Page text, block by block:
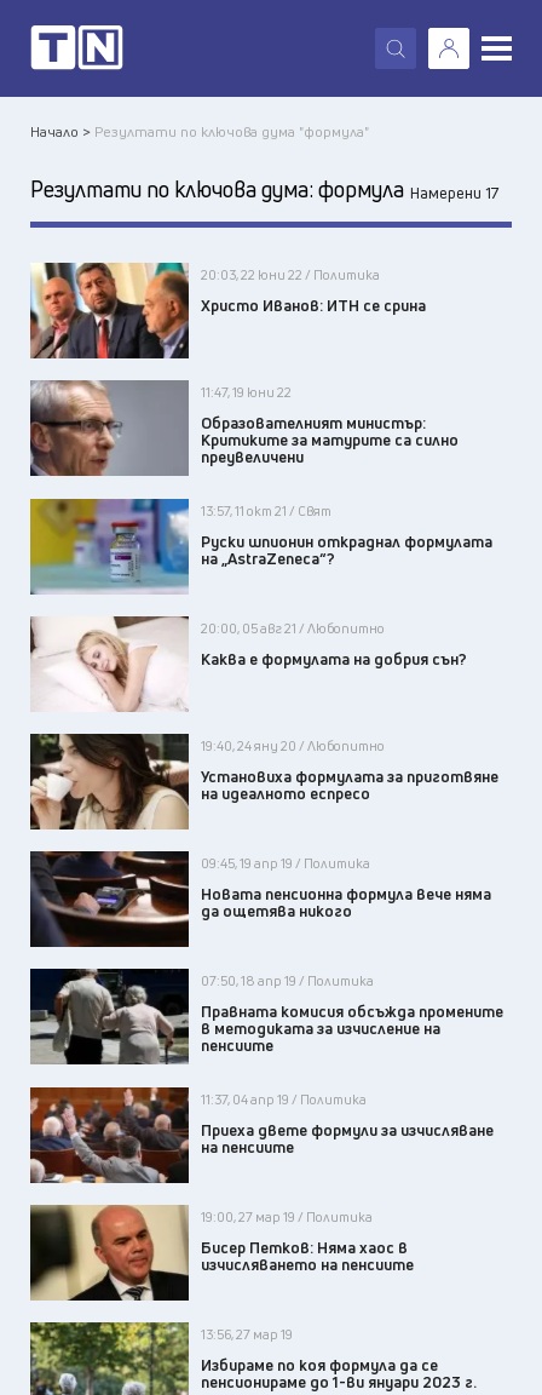
X
Начало > Резултати по ключова дума "формула"
Резултати по ключова дума: формула Намерени 17
20:03, 22 юни 22 / Политика
Христо Иванов: ИТН се срина
11:47, 19 юни 22
Образователният министър:
Критиките за матурите са силно
преувеличени
13:57, 11 окт 21 / Свят
Руски шпионин откраднал формулата
на „AstraZeneca“?
20:00, 05 авг 21 / Любопитно
Каква е формулата на добрия сън?
19:40, 24 яну 20 / Любопитно
Установиха формулата за приготвяне
на идеалното еспресо
09:45, 19 апр 19 / Политика
Новата пенсионна формула вече няма
да ощетява никого
07:50, 18 апр 19 / Политика
Правната комисия обсъжда промените
в методиката за изчисление на
пенсиите
11:37, 04 апр 19 / Политика
Приеха двете формули за изчисляване
на пенсиите
19:00, 27 мар 19 / Политика
Бисер Петков: Няма хаос в
изчисляването на пенсиите
13:56, 27 мар 19
Избираме по коя формула да се
пенсионираме до 1-ви януари 2023 г.